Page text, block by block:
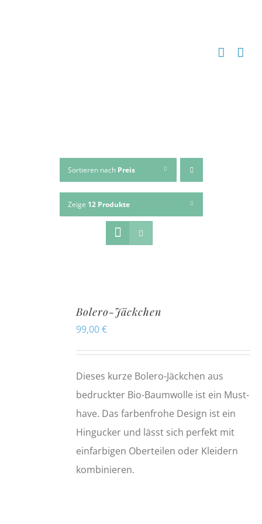
Sortieren nach Preis
Zeige 12 Produkte
Bolero-Jäckchen
99,00€
Dieses kurze Bolero-Jäckchen aus
bedruckter Bio-Baumwolle ist ein Must-
have. Das farbenfrohe Design ist ein
Hingucker und lässt sich perfekt mit
einfarbigen Oberteilen oder Kleidern
kombinieren.